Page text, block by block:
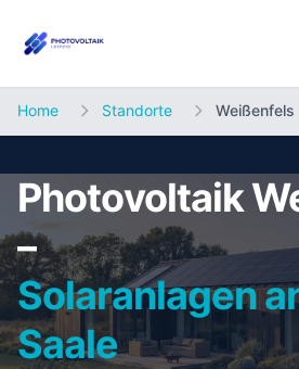
Home Standorte Weißenfels
Photovoltaik
–
Solaranlagen
Saale